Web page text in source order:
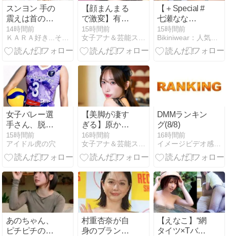
スンヨン 手の
震えは首のヘ
ルニアだった
14時間前
ＫＡＲＡ好き...それが始まり
【顔まんまる
で激変】有村
架純のセーラ
ー服姿にファ
ン騒然「役作
も可愛すぎ」
15時間前
女子アナ＆芸能スクープFLASH
【＋Special #
七瀬なな
vol.2】大ヒッ
ト1st写真集
『みつめ
ット＆写真集
未収録の衣装
2026年8月前
期＞
15時間前
Bikiniwear：人気のグラビア・ビキニ女優の動画サイト
女子バレー選
手さん、脱い
だらやはり最
高だった...
15時間前
アイドル虎の穴
【美脚が凄す
ぎる】原かれ
んの1st写真集
で披露した美
ボディ最新姿
16時間前
女子アナ＆芸能スクープFLASH
DMMランキン
グ(8/8)
16時間前
イメージビデオ感想文
あのちゃん、
ピチピチのロ
村重杏奈が自
身のブランド
【えなこ】“網
タイツ×Tバッ